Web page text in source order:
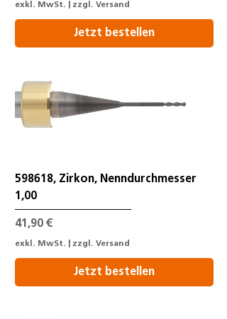
exkl. MwSt. zzgl. Versand
Jetzt bestellen
598618, Zirkon, Nenndurchmesser
1,00
Preis
41,90 €
exkl. MwSt. zzgl. Versand
Jetzt bestellen